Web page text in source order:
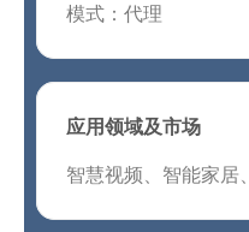
模式：代理
应用领域及市场
智慧视频、智能家居、